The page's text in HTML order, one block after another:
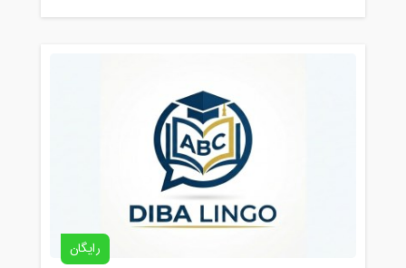
رایگان